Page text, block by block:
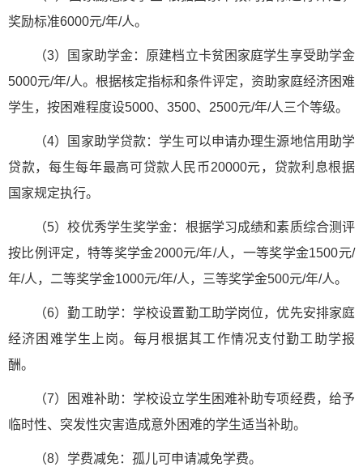
奖励标准6000元/年/人。
（3）国家助学金：原建档立卡贫困家庭学生享受助学金
5000元/年/人。根据核定指标和条件评定，资助家庭经济困难
学生，按困难程度设5000、3500、2500元/年/人三个等级。
（4）国家助学贷款：学生可以申请办理生源地信用助学
贷款，每生每年最高可贷款人民币20000元，贷款利息根据
国家规定执行。
（5）校优秀学生奖学金：根据学习成绩和素质综合测评
按比例评定，特等奖学金2000元/年/人，一等奖学金1500元/
年/人，二等奖学金1000元/年/人，三等奖学金500元/年/人。
（6）勤工助学：学校设置勤工助学岗位，优先安排家庭
经济困难学生上岗。每月根据其工作情况支付勤工助学报
酬。
（7）困难补助：学校设立学生困难补助专项经费，给予
临时性、突发性灾害造成意外困难的学生适当补助。
（8）学费减免：孤儿可申请减免学费。